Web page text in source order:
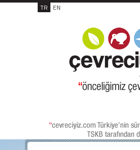
TR EN